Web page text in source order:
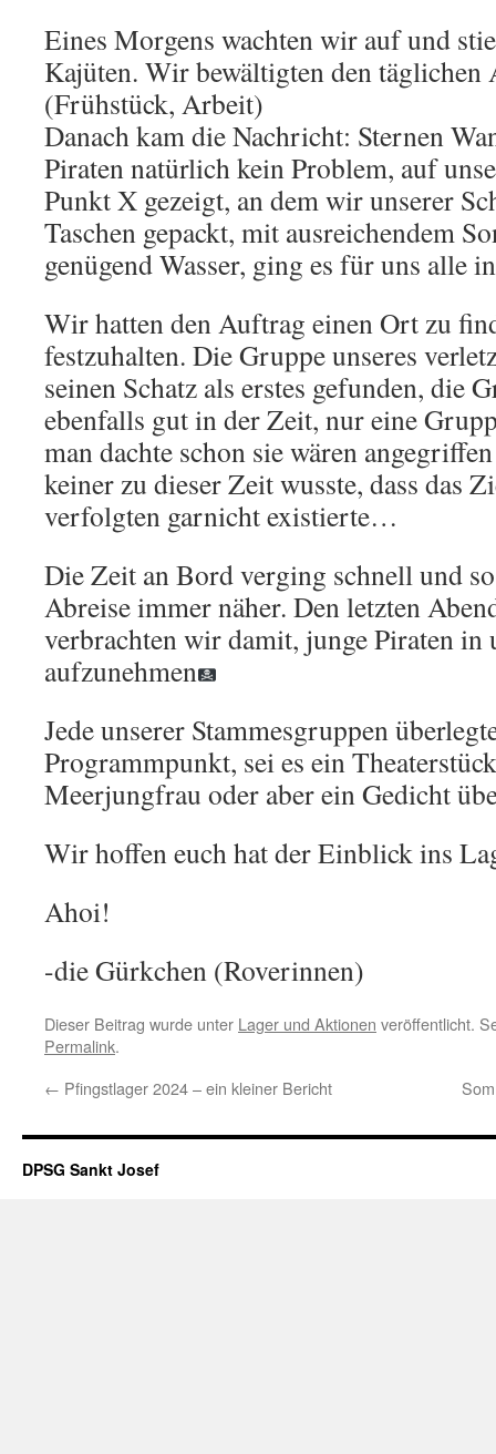
Eines Morgens wachten wir auf und
Kajüten. Wir bewältigten den täglichen
(Frühstück, Arbeit)
Danach kam die Nachricht: Sternen
Piraten natürlich kein Problem, auf
Punkt X gezeigt, an dem wir unserer
Taschen gepackt, mit ausreichendem
genügend Wasser, ging es für uns alle
Wir hatten den Auftrag einen Ort zu
festzuhalten. Die Gruppe unseres
seinen Schatz als erstes gefunden, die
ebenfalls gut in der Zeit, nur eine
man dachte schon sie wären
keiner zu dieser Zeit wusste, dass das
verfolgten garnicht existierte…
Die Zeit an Bord verging schnell und
Abreise immer näher. Den letzten
verbrachten wir damit, junge Piraten in
aufzunehmen
Jede unserer Stammesgruppen
Programmpunkt, sei es ein
Meerjungfrau oder aber ein Gedicht
Wir hoffen euch hat der Einblick ins
Ahoi!
-die Gürkchen (Roverinnen)
Dieser Beitrag wurde unter Lager und Aktionen veröffentlicht.
Permalink.
← Pfingstlager 2024 – ein kleiner Bericht
DPSG Sankt Josef